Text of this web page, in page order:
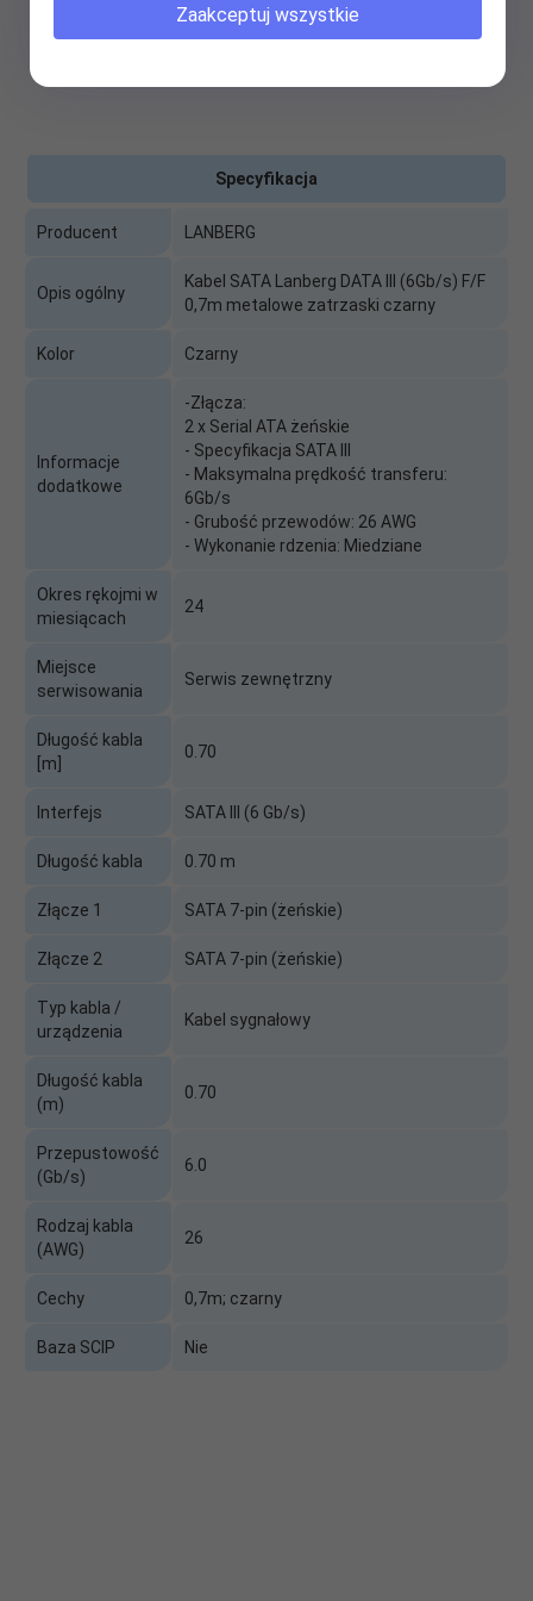
Specyfikacja
Producent LANBERG
Opis ogólny
Kabel SATA Lanberg DATA III (6Gb/s) F/F
0,7m metalowe zatrzaski czarny
Kolor Czarny
Informacje
dodatkowe
-Złącza:
2 x Serial ATA żeńskie
- Specyfikacja SATA III
- Maksymalna prędkość transferu:
6Gb/s
- Grubość przewodów: 26 AWG
- Wykonanie rdzenia: Miedziane
Okres rękojmi w
miesiącach
24
Miejsce
serwisowania
Serwis zewnętrzny
Długość kabla
[m]
0.70
Interfejs SATA III (6 Gb/s)
Długość kabla 0.70 m
Złącze 1 SATA 7-pin (żeńskie)
Złącze 2 SATA 7-pin (żeńskie)
Typ kabla /
urządzenia
Kabel sygnałowy
Długość kabla
(m)
0.70
Przepustowość
(Gb/s)
6.0
Rodzaj kabla
(AWG)
26
Cechy 0,7m; czarny
Baza SCIP Nie
Zaakceptuj wszystkie